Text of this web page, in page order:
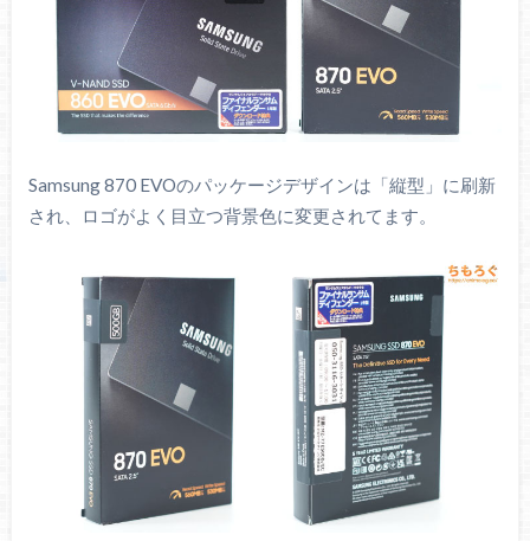
Samsung 870 EVOのパッケージデザインは「縦型」に刷新
され、ロゴがよく目立つ背景色に変更されてます。